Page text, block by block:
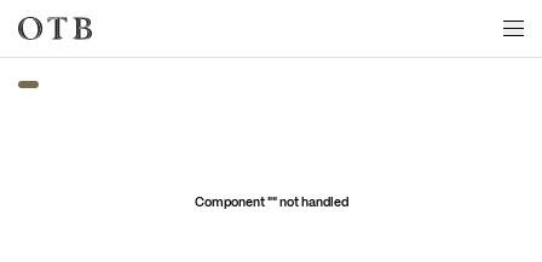
Skip to main content
Component "" not handled